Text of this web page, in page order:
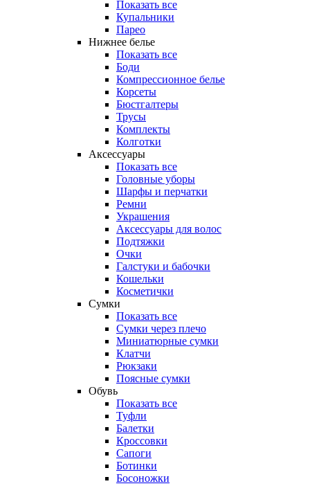
Показать все
Купальники
Парео
Нижнее белье
Показать все
Боди
Компрессионное белье
Корсеты
Бюстгалтеры
Трусы
Комплекты
Колготки
Аксессуары
Показать все
Головные уборы
Шарфы и перчатки
Ремни
Украшения
Аксессуары для волос
Подтяжки
Очки
Галстуки и бабочки
Кошельки
Косметички
Сумки
Показать все
Сумки через плечо
Миниатюрные cумки
Клатчи
Рюкзаки
Поясные сумки
Обувь
Показать все
Туфли
Балетки
Кроссовки
Сапоги
Ботинки
Босоножки